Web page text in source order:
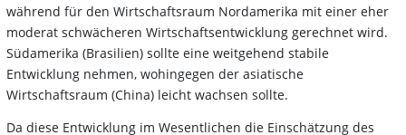
während für den Wirtschaftsraum Nordamerika mit einer eher
moderat schwächeren Wirtschaftsentwicklung gerechnet wird.
Südamerika (Brasilien) sollte eine weitgehend stabile
Entwicklung nehmen, wohingegen der asiatische
Wirtschaftsraum (China) leicht wachsen sollte.
Da diese Entwicklung im Wesentlichen die Einschätzung des